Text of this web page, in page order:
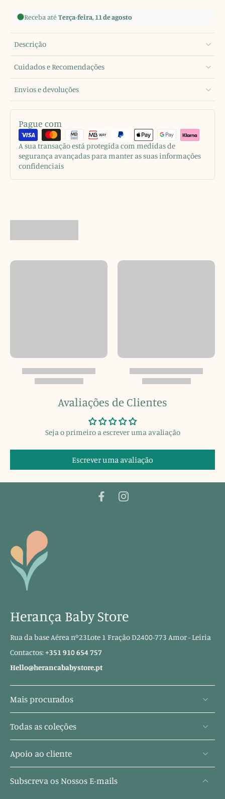
Receba atéTerça-feira, 11 de agosto
Descrição
Cuidados e Recomendações
Envios e devoluções
Pague com
A sua transação está protegida com medidas de
segurança avançadas para manter as suas informações
confidenciais
Avaliações de Clientes
Seja o primeiro a escrever uma avaliação
Escrever uma avaliação
Herança Baby Store
Rua da base Aérea nº23Lote 1 Fração D2400-773 Amor - Leiria
Contactos:+351 910 654 757
Hello@herancababystore.pt
Mais procurados
Todas as coleções
Apoio ao cliente
Subscreva os Nossos E-mails